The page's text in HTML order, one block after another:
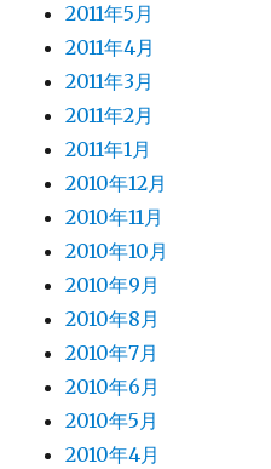
2011年5月
2011年4月
2011年3月
2011年2月
2011年1月
2010年12月
2010年11月
2010年10月
2010年9月
2010年8月
2010年7月
2010年6月
2010年5月
2010年4月